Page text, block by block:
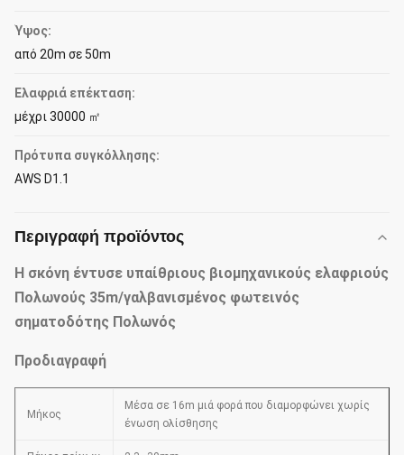
Ύψος:
από 20m σε 50m
Ελαφριά επέκταση:
μέχρι 30000 ㎡
Πρότυπα συγκόλλησης:
AWS D1.1
Περιγραφή προϊόντος
Η σκόνη έντυσε υπαίθριους βιομηχανικούς ελαφριούς
Πολωνούς 35m/γαλβανισμένος φωτεινός
σηματοδότης Πολωνός
Προδιαγραφή
Μήκος
Μέσα σε 16m μιά φορά που διαμορφώνει χωρίς
ένωση ολίσθησης